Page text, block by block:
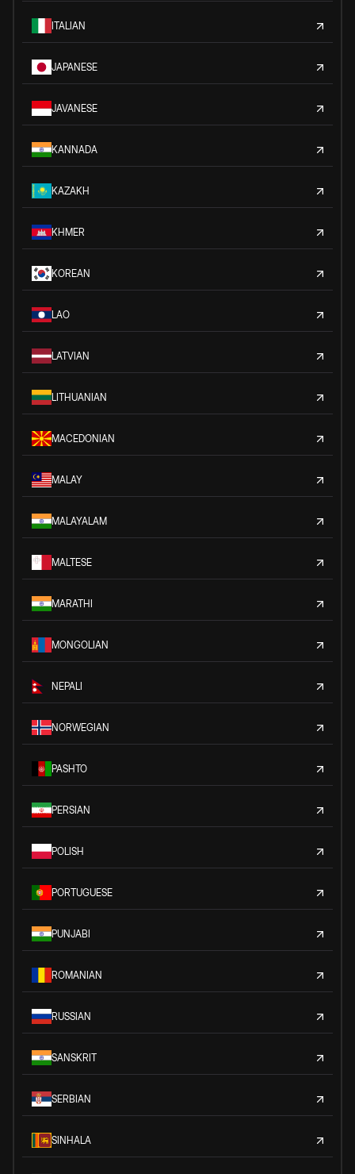
ITALIAN
JAPANESE
JAVANESE
KANNADA
KAZAKH
KHMER
KOREAN
LAO
LATVIAN
LITHUANIAN
MACEDONIAN
MALAY
MALAYALAM
MALTESE
MARATHI
MONGOLIAN
NEPALI
NORWEGIAN
PASHTO
PERSIAN
POLISH
PORTUGUESE
PUNJABI
ROMANIAN
RUSSIAN
SANSKRIT
SERBIAN
SINHALA